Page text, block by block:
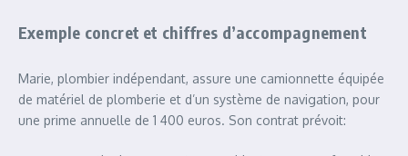
Exemple concret et chiffres d’accompagnement
Marie, plombier indépendant, assure une camionnette équipée
de matériel de plomberie et d’un système de navigation, pour
une prime annuelle de 1 400 euros. Son contrat prévoit: